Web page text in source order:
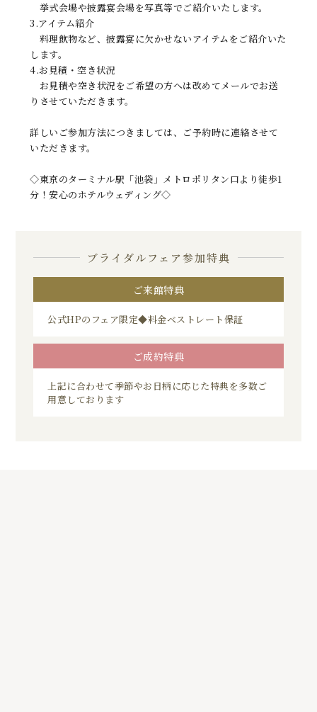
挙式会場や披露宴会場を写真等でご紹介いたします。
3.アイテム紹介
料理飲物など、披露宴に欠かせないアイテムをご紹介いた
します。
4.お見積・空き状況
お見積や空き状況をご希望の方へは改めてメールでお送
りさせていただきます。
詳しいご参加方法につきましては、ご予約時に連絡させて
いただきます。
◇東京のターミナル駅「池袋」メトロポリタン口より徒歩1
分！安心のホテルウェディング◇
ブライダルフェア参加特典
ご来館特典
公式HPのフェア限定◆料金ベストレート保証
ご成約特典
上記に合わせて季節やお日柄に応じた特典を多数ご
用意しております